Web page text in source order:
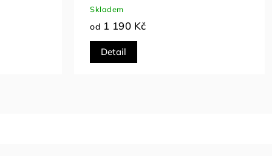
Skladem
od 590 Kč
Detail